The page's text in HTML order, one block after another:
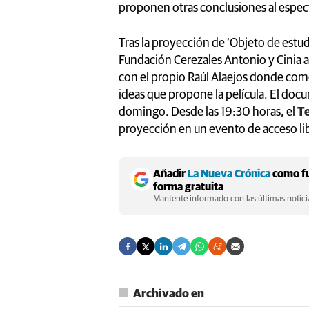
proponen otras conclusiones al
Tras la proyección de ‘Objeto de
Fundación Cerezales Antonio y
con el propio Raúl Alaejos donde
ideas que propone la película. El
domingo. Desde las 19:30 horas, el
proyección en un evento de acceso
Añadir La Nueva Crónicacomo
forma gratuita
Mantente informado con las últimas
Archivado en